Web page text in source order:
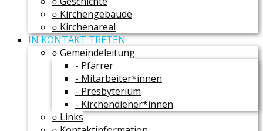
○ Kirchengebäude
○ Kirchenareal
IN KONTAKT TRETEN
○ Gemeindeleitung
- Pfarrer
- Mitarbeiter*innen
- Presbyterium
- Kirchendiener*innen
○ Links